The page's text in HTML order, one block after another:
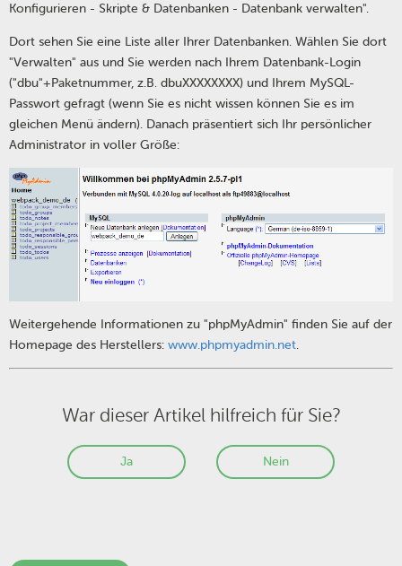
Konfigurieren - Skripte & Datenbanken - Datenbank verwalten".
Dort sehen Sie eine Liste aller Ihrer Datenbanken. Wählen Sie dort
"Verwalten" aus und Sie werden nach Ihrem Datenbank-Login
("dbu"+Paketnummer, z.B. dbuXXXXXXXX) und Ihrem MySQL-
Passwort gefragt (wenn Sie es nicht wissen können Sie es im
gleichen Menü ändern). Danach präsentiert sich Ihr persönlicher
Administrator in voller Größe:
Weitergehende Informationen zu "phpMyAdmin" finden Sie auf der
Homepage des Herstellers: www.phpmyadmin.net.
War dieser Artikel hilfreich für Sie?
Ja Nein